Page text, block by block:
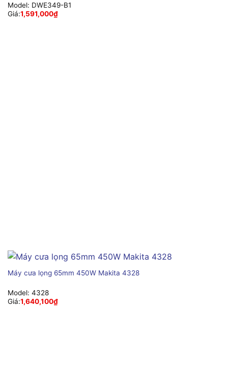
Model: DWE349-B1
Giá:1,591,000₫
Máy cưa lọng 65mm 450W Makita 4328
Model: 4328
Giá:1,640,100₫